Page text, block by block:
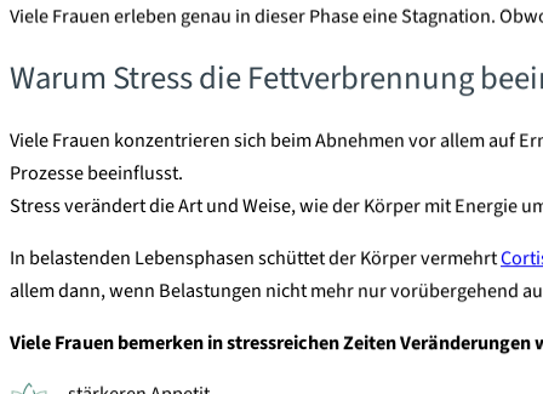
Viele Frauen erleben genau in dieser Phase eine Stagnation.
Warum Stress die Fettverbrennung
Viele Frauen konzentrieren sich beim Abnehmen vor allem auf
Prozesse beeinflusst.
Stress verändert die Art und Weise, wie der Körper mit Energie
In belastenden Lebensphasen schüttet der Körper vermehrt
allem dann, wenn Belastungen nicht mehr nur vorübergehend
Viele Frauen bemerken in stressreichen Zeiten Veränderungen